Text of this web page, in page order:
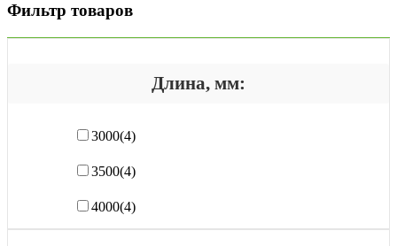
Фильтр товаров
Длина, мм:
3000(4)
3500(4)
4000(4)